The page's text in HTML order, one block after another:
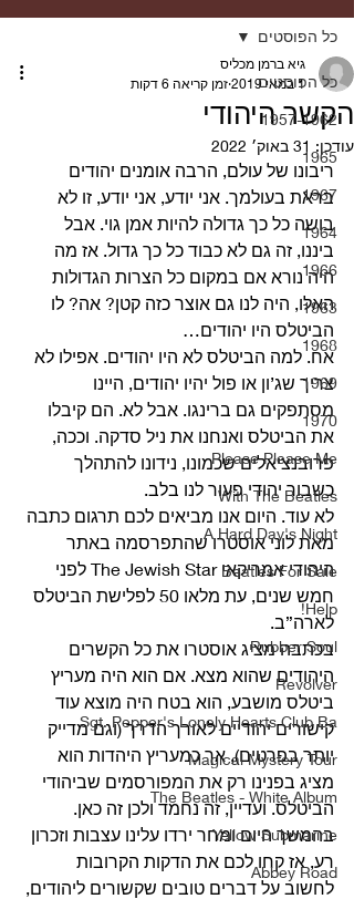
כל הפוסטים
1957-1962
1965
1967
1964
1966
1963
1968
1969
1970
Please Please Me
With The Beatles
A Hard Day's Night
Beatles For Sale
Help!
Rubber Soul
Revolver
Sgt. Pepper's Lonely Hearts Club Ba
Magical Mystery Tour
The Beatles - White Album
Yellow Submarine
Abbey Road
כל הפוסטים
הקשר היהודי
גיא ברמן מכליס
1 במאי 2019
זמן קריאה 6 דקות
עודכן: 31 באוק׳ 2022
ריבונו של עולם, הרבה אומנים יהודים
בראת בעולמך. אני יודע, אני יודע, זו לא
בושה כל כך גדולה להיות אמן גוי. אבל
ביננו, זה גם לא כבוד כל כך גדול. אז מה
היה נורא אם במקום כל הצרות הגדולות
האלו, היה לנו גם אוצר כזה קטן? אה? לו
הביטלס היו יהודים…
אח. למה הביטלס לא היו יהודים. אפילו לא
צריך שג’ון או פול יהיו יהודים, היינו
מסתפקים גם ברינגו. אבל לא. הם קיבלו
את הביטלס ואנחנו את ניל סדקה. וככה,
פרובנציאלים שכמונו, נידונו להתהלך
כשבור יהודי פעור לנו בלב.
לא עוד. היום אנו מביאים לכם תרגום כתבה
מאת לוני אוסטרו שהתפרסמה באתר
היהודי אמריקאי The Jewish Star לפני
חמש שנים, עת מלאו 50 לפלישת הביטלס
לארה”ב.
בכתבה מציג אוסטרו את כל הקשרים
היהודים שהוא מצא. אם הוא היה מעריץ
ביטלס מושבע, הוא בטח היה מוצא עוד
קישורים יהודיים לאורך הדרך (וגם מדייק
יותר בפרטים), אך כמעריץ היהדות הוא
מציג בפנינו רק את המפורסמים שביהודי
הביטלס. ועדיין, זה נחמד ולכן זה כאן.
בהמשך היום ומחר ירדו עלינו עצבות וזכרון
רע, אז קחו לכם את הדקות הקרובות
לחשוב על דברים טובים שקשורים ליהודים,